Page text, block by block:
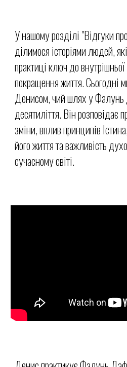
У нашому розділі "Відгуки
ділимося історіями людей,
практиці ключ до внутрішньої
покращення життя. Сьогодні
Денисом, чий шлях у
десятиліття. Він розповідає
зміни, вплив принципів
його життя та важливість
сучасному світі.